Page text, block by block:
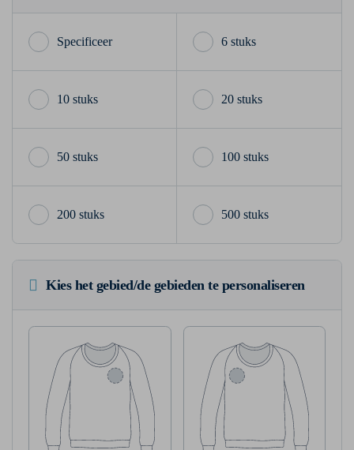
6 stuks
10 stuks 20 stuks
50 stuks 100 stuks
200 stuks 500 stuks
Kies het gebied/de gebieden te personaliseren